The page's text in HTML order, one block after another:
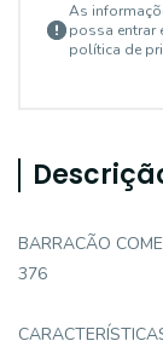
As
possa entrar
política de
BARRACÃO
376